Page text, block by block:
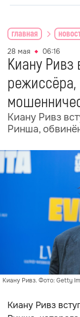
главная
28 мая 06:16
Киану Ривз
режиссёра,
Киану Ривз
Ринша,
Киану Ривз. Фото: Getty
Киану Ривз